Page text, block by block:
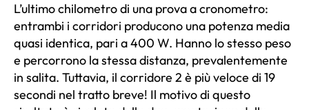
L’ultimo chilometro di una prova a cronometro:
entrambi i corridori producono una potenza media
quasi identica, pari a 400 W. Hanno lo stesso peso
e percorrono la stessa distanza, prevalentemente
in salita. Tuttavia, il corridore 2 è più veloce di 19
secondi nel tratto breve! Il motivo di questo